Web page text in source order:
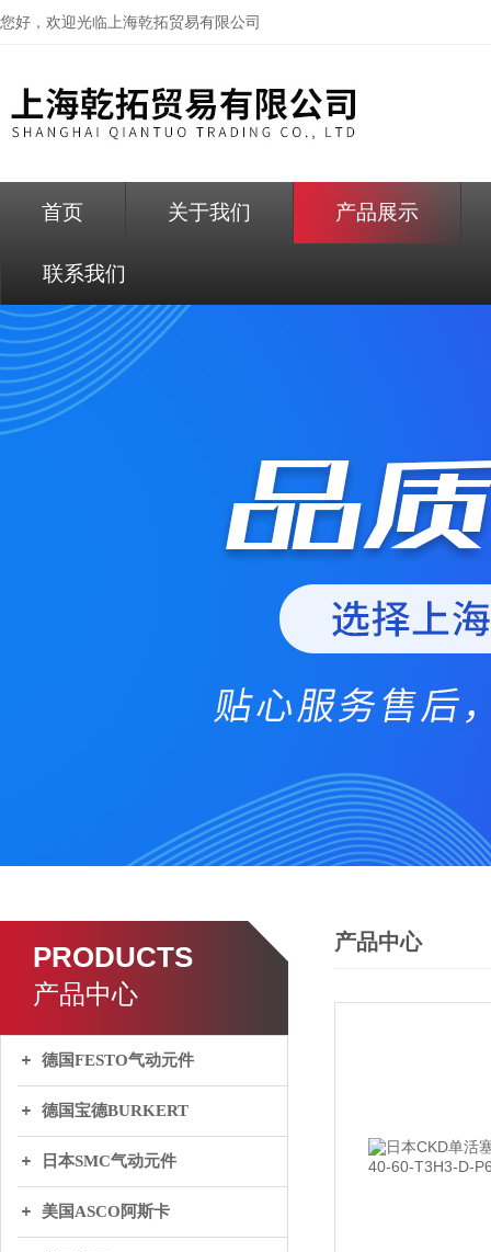
您好，欢迎光临上海乾拓贸易有限公司
首页 关于我们 产品展示
联系我们
PRODUCTS
产品中心
德国FESTO气动元件
德国宝德BURKERT
日本SMC气动元件
美国ASCO阿斯卡
产品中心